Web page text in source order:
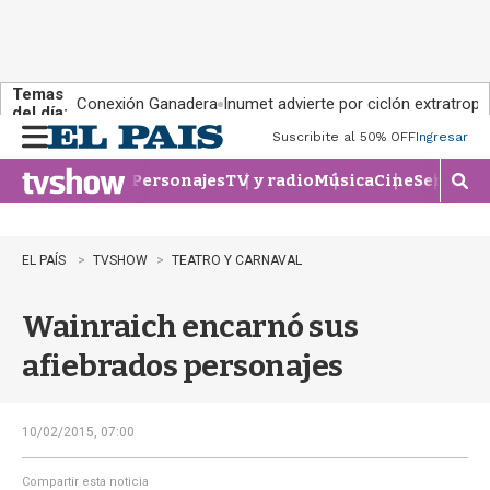
Temas
del día: Conexión Ganadera Inumet advierte por ciclón
n
u
Suscribite al 50% OFFIngresar
PersonajesTV y radioMúsicaCineSeries
M
o
e
EL PAÍS TVSHOW TEATRO Y CARNAVAL
Wainraich encarnó sus
afiebrados personajes
10/02/2015, 07:00
Compartir esta noticia